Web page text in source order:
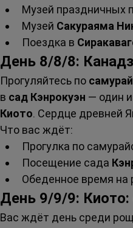
Музей праздничных
Музей Сакураяма
Поездка в
День 8/8/8:
Прогуляйтесь по
в сад Кэнрокуэн — один
Киото. Сердце древней
Что вас ждёт:
Прогулка по
Посещение сада
Обеденное время на
День 9/9/9: Киото:
Вас ждёт день среди